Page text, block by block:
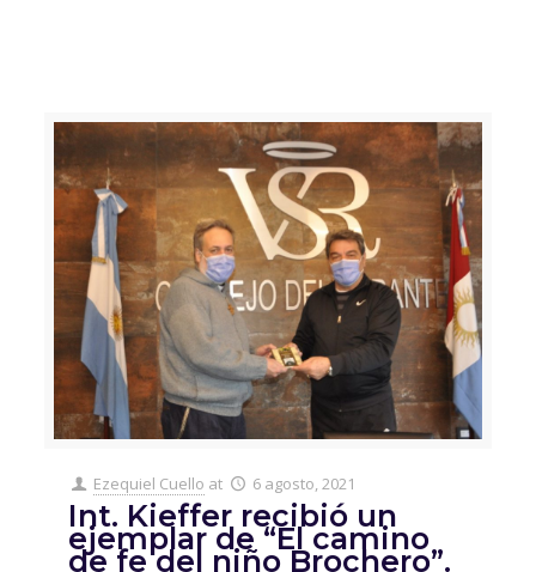
Ezequiel Cuello at 6 agosto, 2021
Int. Kieffer recibió un
ejemplar de “El camino
de fe del niño Brochero”.